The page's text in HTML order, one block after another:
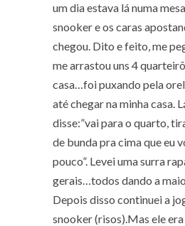
um dia estava lá numa
snooker e os caras
chegou. Dito e feito, me
me arrastou uns 4
casa…foi puxando pela
até chegar na minha casa.
disse:”vai para o quarto,
de bunda pra cima que eu
pouco”. Levei uma surra
gerais…todos dando a
Depois disso continuei a
snooker(risos).Mas ele